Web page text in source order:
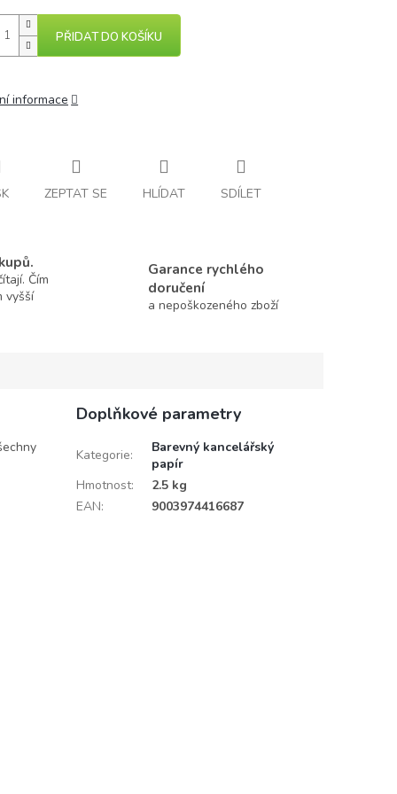
PŘIDAT DO KOŠÍKU
informace
ZEPTAT SE HLÍDAT SDÍLET
Čím
vyšší
Garance rychlého
doručení
a nepoškozeného zboží
Doplňkové parametry
Kategorie:
Barevný kancelářský
papír
Hmotnost:
2.5 kg
EAN: 9003974416687